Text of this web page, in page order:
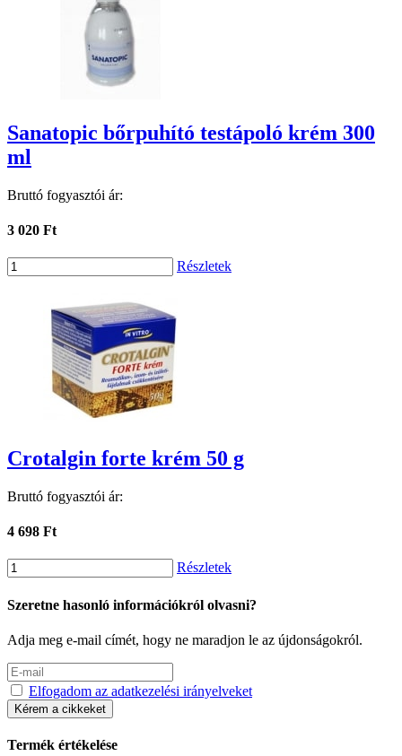
Sanatopic bőrpuhító testápoló krém 300
ml
Bruttó fogyasztói ár:
3 020 Ft
Részletek
Crotalgin forte krém 50 g
Bruttó fogyasztói ár:
4 698 Ft
Részletek
Szeretne hasonló információkról olvasni?
Adja meg e-mail címét, hogy ne maradjon le az újdonságokról.
Elfogadom az adatkezelési irányelveket
Kérem a cikkeket
Termék értékelése